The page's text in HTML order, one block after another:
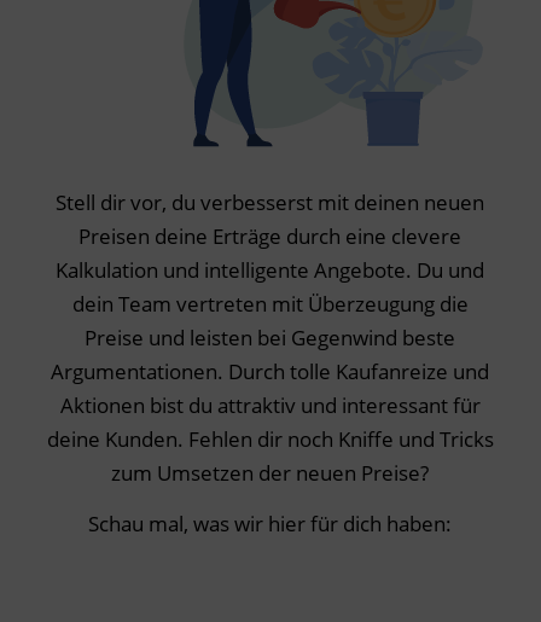
Stell dir vor, du verbesserst mit deinen neuen
Preisen deine Erträge durch eine clevere
Kalkulation und intelligente Angebote. Du und
dein Team vertreten mit Überzeugung die
Preise und leisten bei Gegenwind beste
Argumentationen. Durch tolle Kaufanreize und
Aktionen bist du attraktiv und interessant für
deine Kunden. Fehlen dir noch Kniffe und Tricks
zum Umsetzen der neuen Preise?
Schau mal, was wir hier für dich haben: